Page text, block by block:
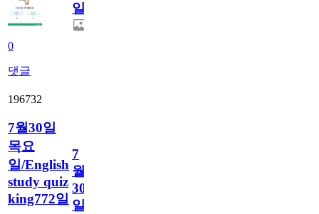
0
댓글
일
196732
7월30일
목요
일/English
study quiz
king772일
7
월
30
일